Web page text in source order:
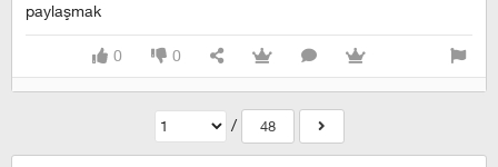
paylaşmak
0 0
/ 48